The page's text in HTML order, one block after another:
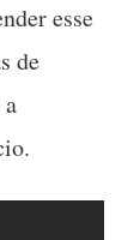
esse
de